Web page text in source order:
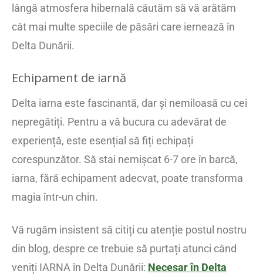
lângă atmosfera hibernală căutăm să vă arătăm
cât mai multe speciile de păsări care iernează în
Delta Dunării.
Echipament de iarnă
Delta iarna este fascinantă, dar și nemiloasă cu cei
nepregătiți. Pentru a vă bucura cu adevărat de
experiență, este esențial să fiți echipați
corespunzător. Să stai nemișcat 6-7 ore în barcă,
iarna, fără echipament adecvat, poate transforma
magia într-un chin.
Vă rugăm insistent să citiți cu atenție postul nostru
din blog, despre ce trebuie să purtați atunci când
veniți IARNA în Delta Dunării: Necesar în Delta